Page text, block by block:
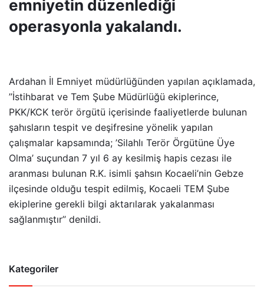
emniyetin düzenlediği
operasyonla yakalandı.
Ardahan İl Emniyet müdürlüğünden yapılan açıklamada,
’’İstihbarat ve Tem Şube Müdürlüğü ekiplerince,
PKK/KCK terör örgütü içerisinde faaliyetlerde bulunan
şahısların tespit ve deşifresine yönelik yapılan
çalışmalar kapsamında; ’Silahlı Terör Örgütüne Üye
Olma’ suçundan 7 yıl 6 ay kesilmiş hapis cezası ile
aranması bulunan R.K. isimli şahsın Kocaeli’nin Gebze
ilçesinde olduğu tespit edilmiş, Kocaeli TEM Şube
ekiplerine gerekli bilgi aktarılarak yakalanması
sağlanmıştır’’ denildi.
Kategoriler